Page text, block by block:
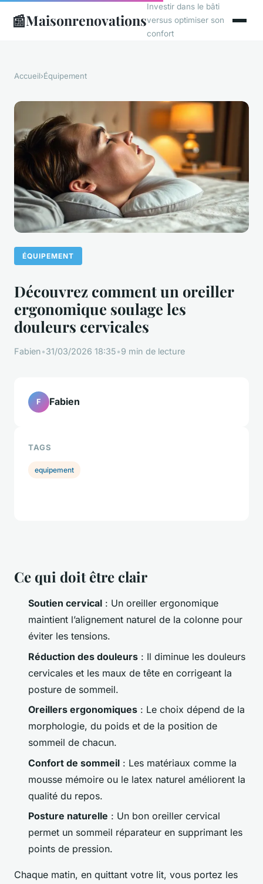
📰Maisonrenovations
Investir dans le bâti
versus optimiser son
confort
Accueil›Équipement
ÉQUIPEMENT
Découvrez comment un oreiller
ergonomique soulage les
douleurs cervicales
Fabien•31/03/2026 18:35•9 min de lecture
Ce qui doit être clair
Soutien cervical : Un oreiller ergonomique
maintient l’alignement naturel de la colonne pour
éviter les tensions.
Réduction des douleurs : Il diminue les douleurs
cervicales et les maux de tête en corrigeant la
posture de sommeil.
Oreillers ergonomiques : Le choix dépend de la
morphologie, du poids et de la position de
sommeil de chacun.
Confort de sommeil : Les matériaux comme la
mousse mémoire ou le latex naturel améliorent la
qualité du repos.
Posture naturelle : Un bon oreiller cervical
permet un sommeil réparateur en supprimant les
points de pression.
Chaque matin, en quittant votre lit, vous portez les
F Fabien
TAGS
equipement